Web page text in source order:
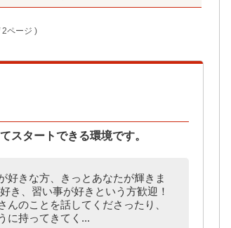
2ページ )
スタートできる環境です。
好きな方、きっとあなたが輝きま
き、習い事が好きという方歓迎！
んのことを話してくださったり、
に持ってきてく...